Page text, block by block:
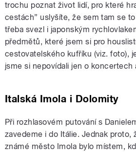
trochu poznat život lidí, pro které
cestách” uslyšíte, že sem tam se
třeba svezl i japonským
předmětů, které jsem si pro
cestovatelského kufříku (viz. foto),
jsme si nepovídali jen o koncertech
Italská Imola i Dolomity
Při rozhlasovém putování s
zavedeme i do Itálie. Jednak proto,
známé město Imola bylo místem,